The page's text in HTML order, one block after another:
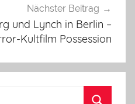
Nächster Beitrag
und Lynch in Berlin –
Kultfilm Possession